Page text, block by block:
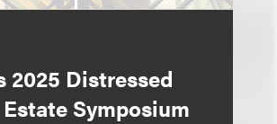
2025 Distressed
Estate Symposium